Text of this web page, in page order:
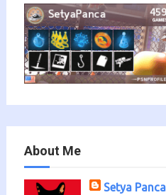
About Me
Setya Panca